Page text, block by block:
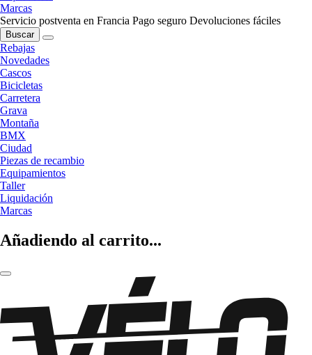
Marcas
Servicio postventa en Francia Pago seguro Devoluciones fáciles
Buscar
Rebajas
Novedades
Cascos
Bicicletas
Carretera
Grava
Montaña
BMX
Ciudad
Piezas de recambio
Equipamientos
Taller
Liquidación
Marcas
Añadiendo al carrito...